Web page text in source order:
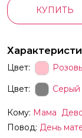
КУПИТЬ
Цвет:
Цвет:
Серый
Кому: Мама
Повод: День